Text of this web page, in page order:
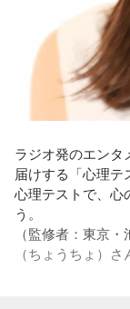
ういう先輩か分
ます。
それを受け、有
（若手の頃は）
い？ 何があるか
間は時代的に増え
す。
また、有吉は「吉
ん。それは養成
からも受け継が
ラジオ発のエンタ
届けする「心理テ
心理テストで、心
う。
（監修者：東京
（ちょうちょ）さ